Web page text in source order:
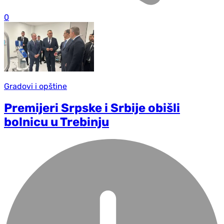
0
Gradovi i opštine
Premijeri Srpske i Srbije obišli
bolnicu u Trebinju